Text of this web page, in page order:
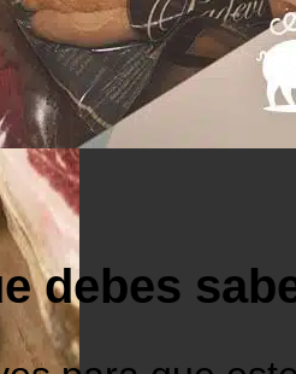
debes